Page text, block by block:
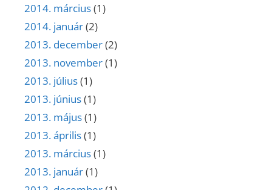
2014. március(1)
2014. január(2)
2013. december(2)
2013. november(1)
2013. július(1)
2013. június(1)
2013. május(1)
2013. április(1)
2013. március(1)
2013. január(1)